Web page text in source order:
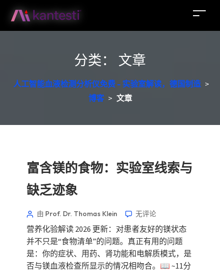
分类： 文章
人工智能血液检测分析仪免费 - 实验室解读，德国制造 >
博客 > 文章
富含镁的食物：实验室线索与
缺乏迹象
由 Prof. Dr. Thomas Klein 无评论
营养化验解读 2026 更新：对患者友好的镁状态
并不只是“食物清单”的问题。真正有用的问题
是：你的症状、用药、肾功能和电解质模式，是
否与镁血液检查所显示的情况相吻合。📖 ~11分